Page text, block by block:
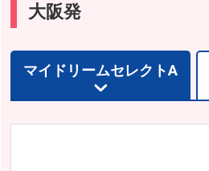
大阪発
マイドリームセレクトA